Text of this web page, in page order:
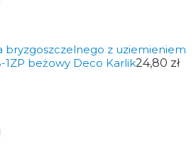
bryzgoszczelnego z uziemieniem
1ZP beżowy Deco Karlik24,80 zł